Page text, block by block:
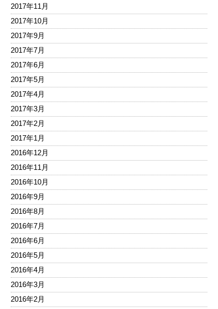
2017年11月
2017年10月
2017年9月
2017年7月
2017年6月
2017年5月
2017年4月
2017年3月
2017年2月
2017年1月
2016年12月
2016年11月
2016年10月
2016年9月
2016年8月
2016年7月
2016年6月
2016年5月
2016年4月
2016年3月
2016年2月